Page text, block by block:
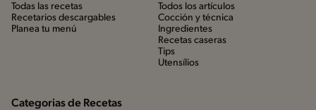
Todas las recetas
Recetarios descargables
Planea tu menú
Todos los artículos
Cocción y técnica
Ingredientes
Recetas caseras
Tips
Utensílios
Categorias de Recetas